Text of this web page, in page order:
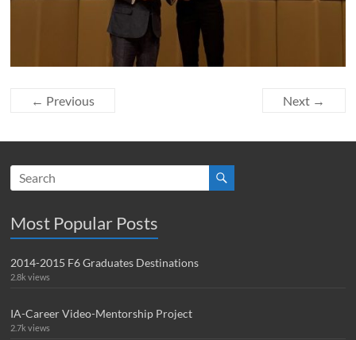
← Previous Next →
Most Popular Posts
2014-2015 F6 Graduates Destinations
2.8k views
IA-Career Video-Mentorship Project
2.7k views